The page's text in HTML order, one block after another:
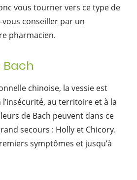
vous tourner vers ce type de
conseiller par un
pharmacien.
Bach
chinoise, la vessie est
au territoire et à la
de Bach peuvent dans ce
secours : Holly et Chicory.
symptômes et jusqu’à